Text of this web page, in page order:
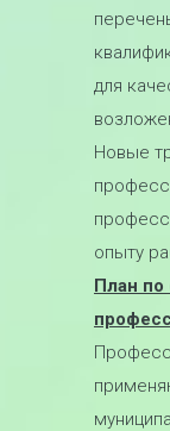
для
Новые
опыту
План по